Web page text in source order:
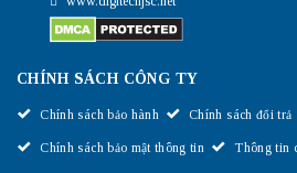
CHÍNH SÁCH CÔNG TY
Chính sách bảo hành Chính sách đổi trả
Chính sách bảo mật thông tin Thông tin